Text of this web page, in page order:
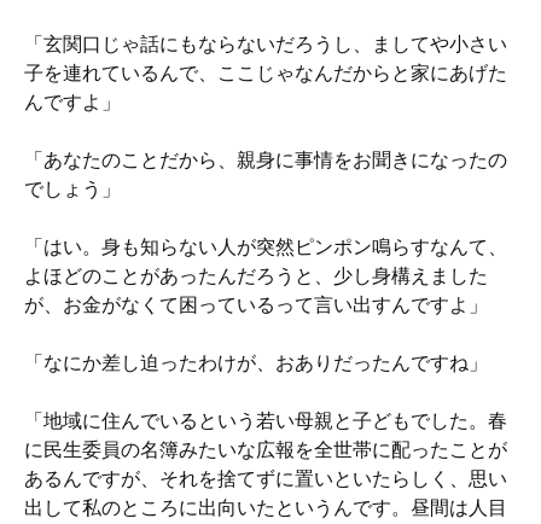
「玄関口じゃ話にもならないだろうし、ましてや小さい
子を連れているんで、ここじゃなんだからと家にあげた
んですよ」
「あなたのことだから、親身に事情をお聞きになったの
でしょう」
「はい。身も知らない人が突然ピンポン鳴らすなんて、
よほどのことがあったんだろうと、少し身構えました
が、お金がなくて困っているって言い出すんですよ」
「なにか差し迫ったわけが、おありだったんですね」
「地域に住んでいるという若い母親と子どもでした。春
に民生委員の名簿みたいな広報を全世帯に配ったことが
あるんですが、それを捨てずに置いといたらしく、思い
出して私のところに出向いたというんです。昼間は人目